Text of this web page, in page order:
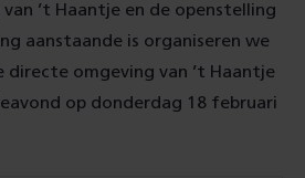
’t Haantje en de openstelling
aanstaande is organiseren we
directe omgeving van ’t Haantje
op donderdag 18 februari